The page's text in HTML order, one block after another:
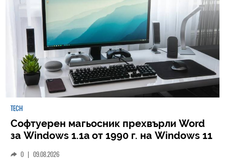
TECH
Софтуерен магьосник прехвърли Word
за Windows 1.1a от 1990 г. на Windows 11
0 | 09.08.2026